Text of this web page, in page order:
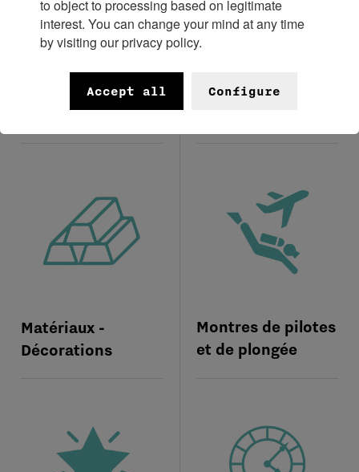
Le mouvement
mécanique
Les nouveautés
Matériaux -
Décorations
Montres de pilotes
et de plongée
to object to processing based on legitimate
interest. You can change your mind at any time
by visiting our privacy policy.
Accept all Configure